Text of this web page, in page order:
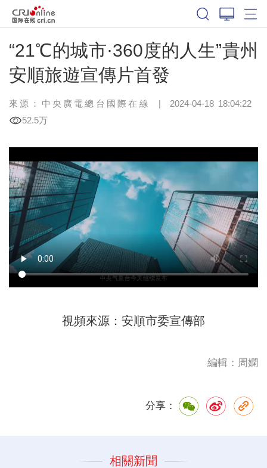
“21℃的城市·360度的人生”貴州
安順旅遊宣傳片首發
來源：中央廣電總台國際在線 | 2024-04-18 18:04:22
52.5万
視頻來源：安順市委宣傳部
編輯：周嫻
分享：
相關新聞